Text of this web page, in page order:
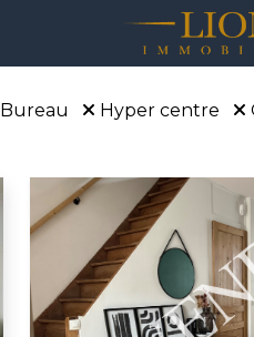
Bureau Hyper centre